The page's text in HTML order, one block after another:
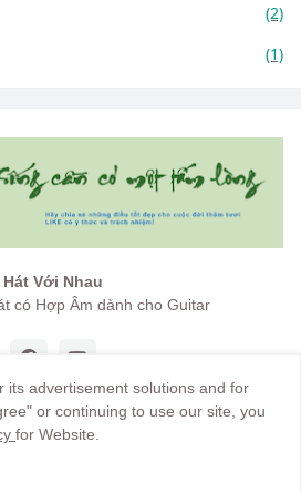
(2)
(1)
Hát Với Nhau
có Hợp Âm dành cho Guitar
by
its advertisement solutions and for
or continuing to use our site, you
for Website.